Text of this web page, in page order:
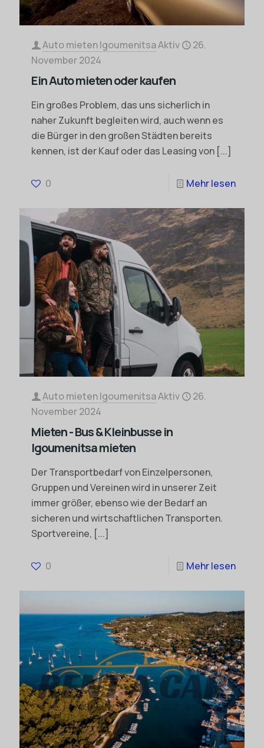
Auto mieten IgoumenitsaAktiv
26.
November 2024
Ein Auto mieten oder kaufen
Ein großes Problem, das uns sicherlich in
naher Zukunft begleiten wird, auch wenn es
die Bürger in den großen Städten bereits
kennen, ist der Kauf oder das Leasing von [...]
0 Mehr lesen
Auto mieten IgoumenitsaAktiv
26.
November 2024
Mieten - Bus & Kleinbusse in
Igoumenitsa mieten
Der Transportbedarf von Einzelpersonen,
Gruppen und Vereinen wird in unserer Zeit
immer größer, ebenso wie der Bedarf an
sicheren und wirtschaftlichen Transporten.
Sportvereine, [...]
0 Mehr lesen